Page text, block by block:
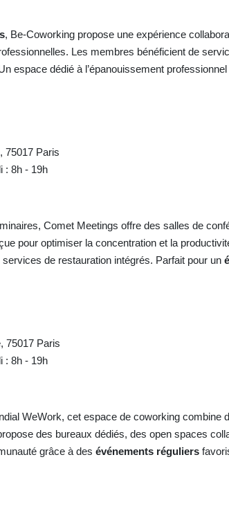
, Be-Coworking propose une expérience
Les membres bénéficient de
espace dédié à l’épanouissement
75017 Paris
: 8h - 19h
Comet Meetings offre des salles de
pour optimiser la concentration et la
de restauration intégrés. Parfait pour un
75017 Paris
: 8h - 19h
WeWork, cet espace de coworking combine
des bureaux dédiés, des open spaces
grâce à des événements réguliers